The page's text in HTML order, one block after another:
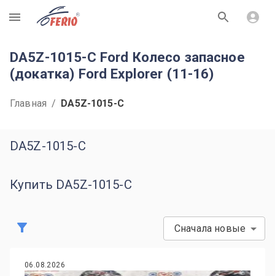
R
DA5Z-1015-C Ford Колесо запасное
(докатка) Ford Explorer (11-16)
Главная / DA5Z-1015-C
DA5Z-1015-C
Купить DA5Z-1015-C
Сначала новые
06.08.2026